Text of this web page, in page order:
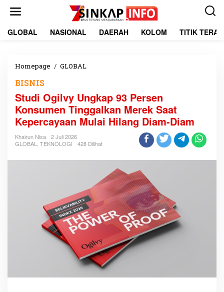
GLOBAL NASIONAL DAERAH KOLOM TITIK
Homepage / GLOBAL
d
i
O
g
v
k
a
p
9
3
e
r
s
BISNIS
Studi Ogilvy Ungkap 93 Persen
Konsumen Tinggalkan Merek Saat
Kepercayaan Mulai Hilang Diam-Diam
Khairun Nisa
2 Juli 2026
GLOBAL
TEKNOLOGI 428 Dilihat